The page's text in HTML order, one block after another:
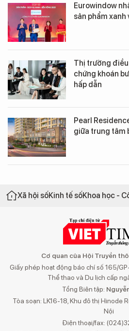
Eurowindow
sản phẩm
Thị trường
chứng khoán
hấp dẫn
Pearl
giữa trung tâm
Xã hội sốKinh tế sốKhoa học -
Cơ quan của Hội Truyền
Giấy phép hoạt động báo chí số 165/
Thể thao và Du lịch cấp
Tổng Biên tập:
Tòa soạn: LK16-18, Khu đô thị Hinode
Nội
Điện thoại/fax: